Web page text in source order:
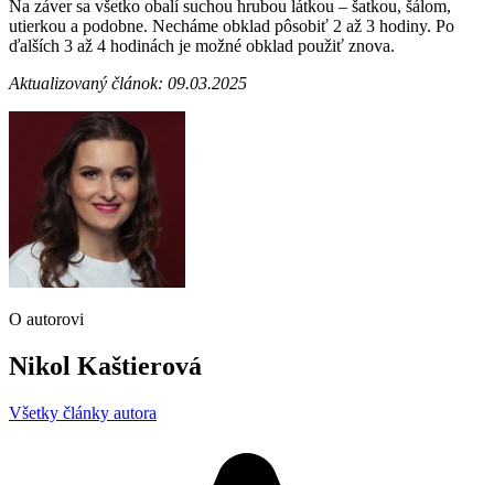
Na záver sa všetko obalí suchou hrubou látkou – šatkou, šálom,
utierkou a podobne. Necháme obklad pôsobiť 2 až 3 hodiny. Po
ďalších 3 až 4 hodinách je možné obklad použiť znova.
Aktualizovaný článok: 09.03.2025
O autorovi
Nikol Kaštierová
Všetky články autora